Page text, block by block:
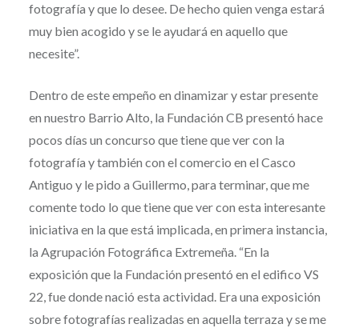
fotografía y que lo desee. De hecho quien venga estará
muy bien acogido y se le ayudará en aquello que
necesite”.
Dentro de este empeño en dinamizar y estar presente
en nuestro Barrio Alto, la Fundación CB presentó hace
pocos días un concurso que tiene que ver con la
fotografía y también con el comercio en el Casco
Antiguo y le pido a Guillermo, para terminar, que me
comente todo lo que tiene que ver con esta interesante
iniciativa en la que está implicada, en primera instancia,
la Agrupación Fotográfica Extremeña. “En la
exposición que la Fundación presentó en el edifico VS
22, fue donde nació esta actividad. Era una exposición
sobre fotografías realizadas en aquella terraza y se me